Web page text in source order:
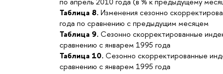
Таблица 8. Изменения сезонно
года по сравнению с предыдущим месяцем
Таблица 9. Сезонно скорректированные
сравнению с январем 1995 года
Таблица 10. Сезонно скорректированные
сравнению с январем 1995 года